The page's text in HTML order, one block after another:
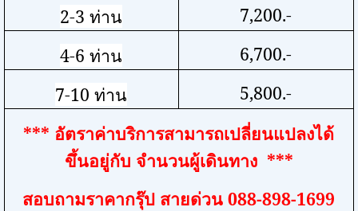
2-3ท่าน
7,200.-
4-6ท่าน
6,700.-
7-10ท่าน
5,800.-
*** อัตราค่าบริการสามารถเปลี่ยนแปลงได้
ขึ้นอยู่กับ จำนวนผู้เดินทาง ***
สอบถามราคากรุ๊ป สายด่วน088-898-1699